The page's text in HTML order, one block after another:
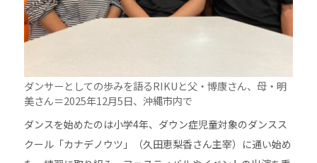
ダンサーとしての歩みを語るRIKUと父・博康さん、母・明
美さん＝2025年12月5日、沖縄市内で
ダンスを始めたのは小学4年、ダウン症児童対象のダンスス
クール「カナデノウツ」（久田恵梨香さん主宰）に通い始め